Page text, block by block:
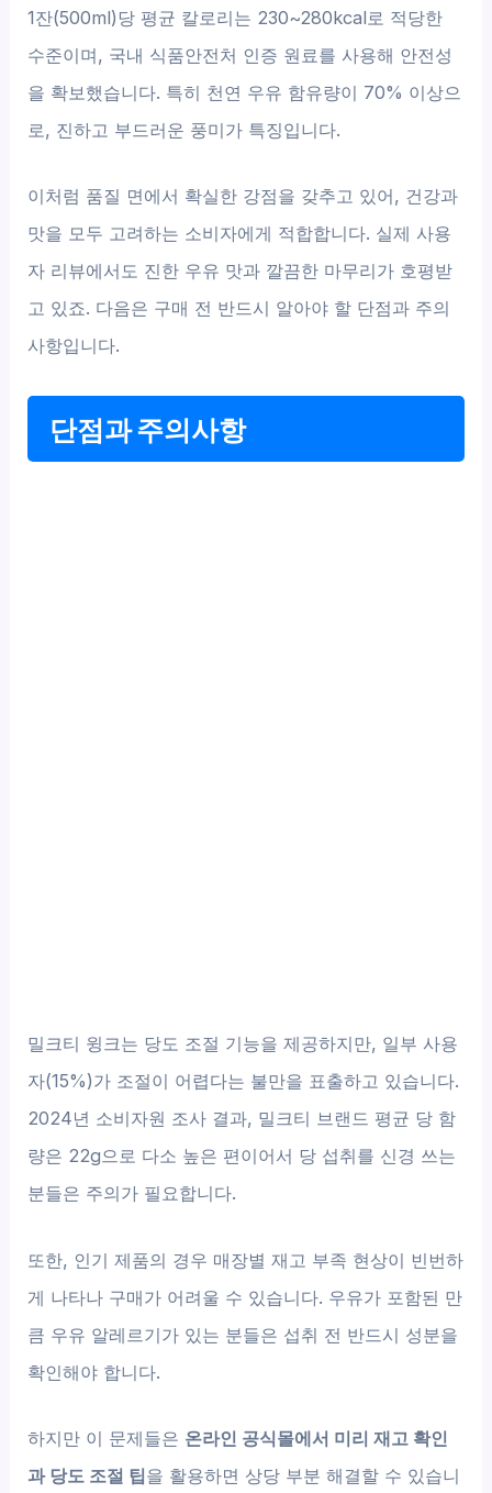
1잔(500ml)당 평균 칼로리는 230~280kcal로 적당한
수준이며, 국내 식품안전처 인증 원료를 사용해 안전성
을 확보했습니다. 특히 천연 우유 함유량이 70% 이상으
로, 진하고 부드러운 풍미가 특징입니다.
이처럼 품질 면에서 확실한 강점을 갖추고 있어, 건강과
맛을 모두 고려하는 소비자에게 적합합니다. 실제 사용
자 리뷰에서도 진한 우유 맛과 깔끔한 마무리가 호평받
고 있죠. 다음은 구매 전 반드시 알아야 할 단점과 주의
사항입니다.
단점과 주의사항
밀크티 윙크는 당도 조절 기능을 제공하지만, 일부 사용
자(15%)가 조절이 어렵다는 불만을 표출하고 있습니다.
2024년 소비자원 조사 결과, 밀크티 브랜드 평균 당 함
량은 22g으로 다소 높은 편이어서 당 섭취를 신경 쓰는
분들은 주의가 필요합니다.
또한, 인기 제품의 경우 매장별 재고 부족 현상이 빈번하
게 나타나 구매가 어려울 수 있습니다. 우유가 포함된 만
큼 우유 알레르기가 있는 분들은 섭취 전 반드시 성분을
확인해야 합니다.
하지만 이 문제들은 온라인 공식몰에서 미리 재고 확인
과 당도 조절 팁을 활용하면 상당 부분 해결할 수 있습니